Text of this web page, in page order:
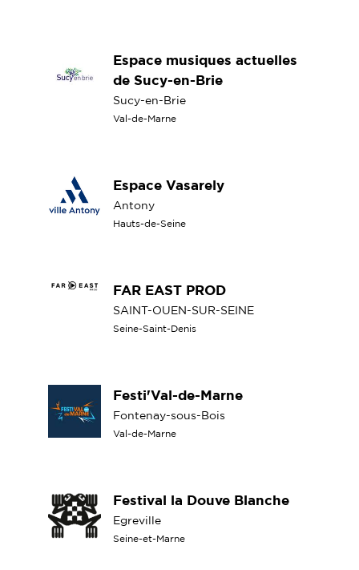
Espace musiques actuelles
de Sucy-en-Brie
Sucy-en-Brie
Val-de-Marne
Espace Vasarely
Antony
Hauts-de-Seine
FAR EAST PROD
SAINT-OUEN-SUR-SEINE
Seine-Saint-Denis
Festi'Val-de-Marne
Fontenay-sous-Bois
Val-de-Marne
Festival la Douve Blanche
Egreville
Seine-et-Marne